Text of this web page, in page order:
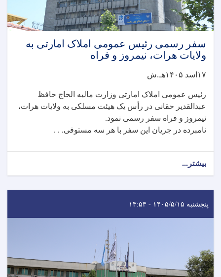
سفر رسمی رئیس عمومی املاک امارتی به
ولایات هرات، نیمروز و فراه
۱۷اسد ۱۴۰۵هـ.ش
رئیس عمومی املاک امارتی وزارت مالیه الحاج حافظ
عبدالقدیر حقانی در رأس یک هیئت مسلکی به ولایات هرات،
نیمروز و فراه سفر رسمی نمود.
نامبرده در جریان این سفر با هر سه مستوفی. . .
بیشتر...
پنجشنبه ۱۴۰۵/۵/۱۵ - ۱۳:۵۳